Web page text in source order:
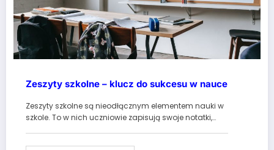
Zeszyty szkolne – klucz do sukcesu w nauce
Zeszyty szkolne są nieodłącznym elementem nauki w
szkole. To w nich uczniowie zapisują swoje notatki,…